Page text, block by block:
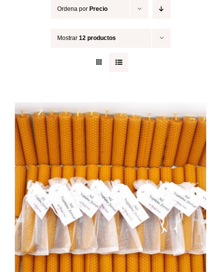
Velas Comunión
Blog
Contacto
Ordena por Precio
Mostrar 12 productos